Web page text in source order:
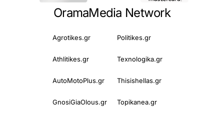
OramaMedia Network
Agrotikes.gr Politikes.gr
Athlitikes.gr Texnologika.gr
AutoMotoPlus.gr Thisishellas.gr
GnosiGiaOlous.gr Topikanea.gr